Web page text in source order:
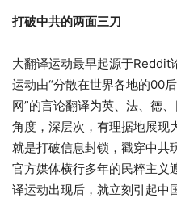
打破中共的两面三刀
大翻译运动最早起源于Reddit
运动由“分散在世界各地的00
网”的言论翻译为英、法、德
角度，深层次，有理据地展现
就是打破信息封锁，戳穿中共
官方媒体横行多年的民粹主义
译运动出现后，就立刻引起中